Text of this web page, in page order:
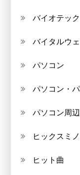
バイオテック
バイタルウ
パソコン
パソコン・
パソコン周
ヒックスミ
ヒット曲